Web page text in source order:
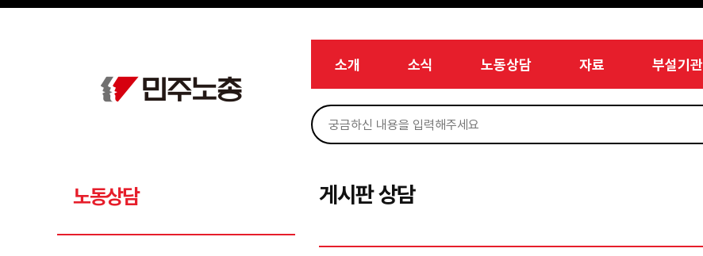
메뉴 건너뛰기
소개 소식 노동상담 자료 부설기관
노동상담 게시판 상담
권리찾기수첩 검색
찾아보기
Sketchbook5, 스케치북5
Sketchbook5, 스케치북5